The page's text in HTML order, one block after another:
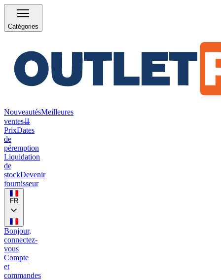
Catégories
NouveautésMeilleures
ventes⇊
PrixDates
de
péremption
Liquidation
de
stockDevenir
fournisseur
FR
Bonjour,
connectez-
vous
Compte
et
commandes